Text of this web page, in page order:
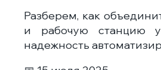
Разберем, как
и рабочую станцию
надежность